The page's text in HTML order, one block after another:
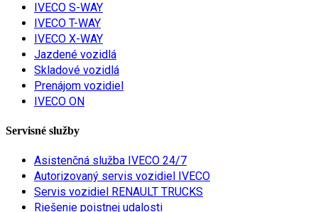
IVECO S-WAY
IVECO T-WAY
IVECO X-WAY
Jazdené vozidlá
Skladové vozidlá
Prenájom vozidiel
IVECO ON
Servisné služby
Asistenčná služba IVECO 24/7
Autorizovaný servis vozidiel IVECO
Servis vozidiel RENAULT TRUCKS
Riešenie poistnej udalosti